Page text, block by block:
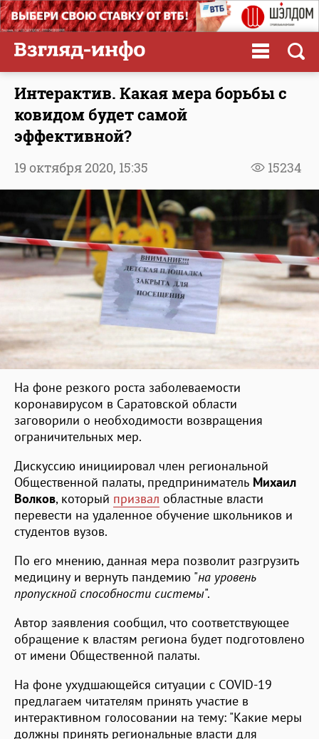
Интерактив. Какая мера борьбы с
ковидом будет самой
эффективной?
15234
19 октября 2020, 15:35
На фоне резкого роста заболеваемости
коронавирусом в Саратовской области
заговорили о необходимости возвращения
ограничительных мер.
Дискуссию инициировал член региональной
Общественной палаты, предприниматель Михаил
Волков, который призвал областные власти
перевести на удаленное обучение школьников и
студентов вузов.
По его мнению, данная мера позволит разгрузить
медицину и вернуть пандемию "на уровень
пропускной способности системы".
Автор заявления сообщил, что соответствующее
обращение к властям региона будет подготовлено
от имени Общественной палаты.
На фоне ухудшающейся ситуации с COVID-19
предлагаем читателям принять участие в
интерактивном голосовании на тему: "Какие меры
должны принять региональные власти для